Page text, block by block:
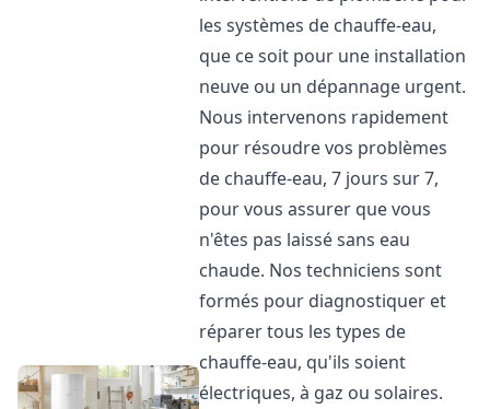
les systèmes de chauffe-eau,
que ce soit pour une installation
neuve ou un dépannage urgent.
Nous intervenons rapidement
pour résoudre vos problèmes
de chauffe-eau, 7 jours sur 7,
pour vous assurer que vous
n'êtes pas laissé sans eau
chaude. Nos techniciens sont
formés pour diagnostiquer et
réparer tous les types de
chauffe-eau, qu'ils soient
électriques, à gaz ou solaires.